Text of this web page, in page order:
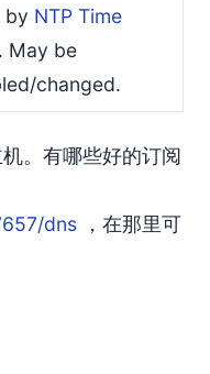
by NTP Time
. May be
changed.
。有哪些好的订阅
dns ，在那里可